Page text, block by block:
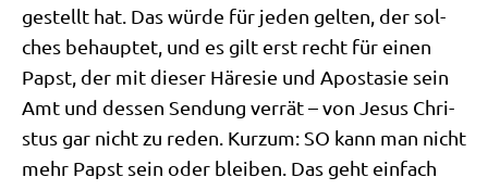
gestellt hat. Das wür­de für jeden gel­ten, der sol­
ches behaup­tet, und es gilt erst recht für einen
Papst, der mit die­ser Häre­sie und Apo­sta­sie sein
Amt und des­sen Sen­dung ver­rät – von Jesus Chri­
stus gar nicht zu reden. Kurz­um: SO kann man nicht
mehr Papst sein oder blei­ben. Das geht ein­fach